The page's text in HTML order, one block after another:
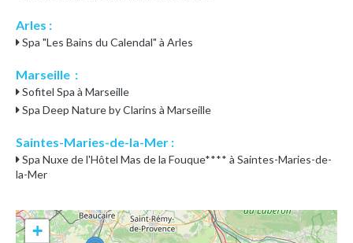
Arles :
Spa "Les Bains du Calendal" à Arles
Marseille :
Sofitel Spa à Marseille
Spa Deep Nature by Clarins à Marseille
Saintes-Maries-de-la-Mer :
Spa Nuxe de l'Hôtel Mas de la Fouque**** à Saintes-Maries-de-
la-Mer
+